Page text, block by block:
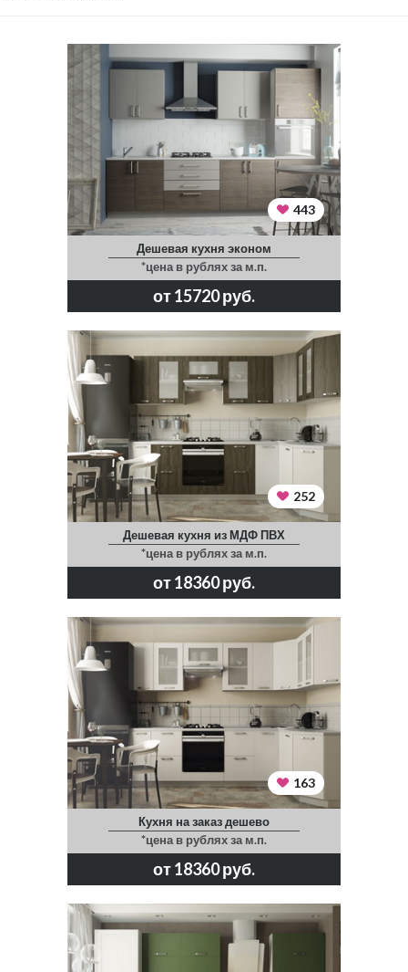
443
Дешевая кухня эконом
*цена в рублях за м.п.
от 15720 руб.
252
Дешевая кухня из МДФ ПВХ
*цена в рублях за м.п.
от 18360 руб.
163
Кухня на заказ дешево
*цена в рублях за м.п.
от 18360 руб.